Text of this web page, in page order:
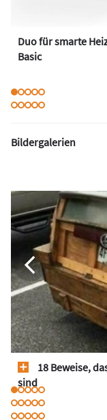
Duo für smarte
Basic
Bildergalerien
18 Beweise,
sind